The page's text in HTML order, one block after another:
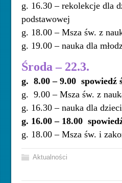
g. 16.30 – rekolekcje dla
podstawowej
g. 18.00 – Msza św. z
g. 19.00 – nauka dla
Środa – 22.3.
g. 8.00 – 9.00 spowiedź
g. 9.00 – Msza św. z
g. 16.30 – nauka dla
g. 16.00 – 18.00
g. 18.00 – Msza św. i
Aktualności